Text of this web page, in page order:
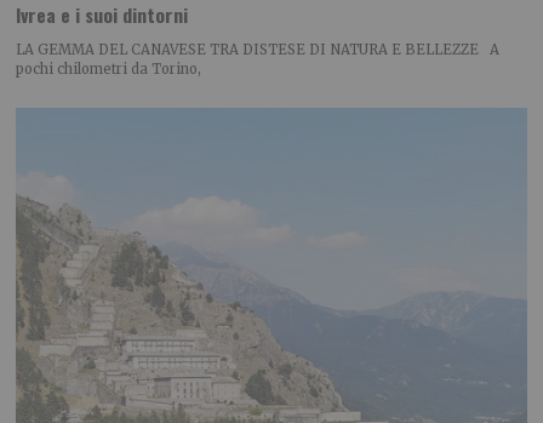
Ivrea e i suoi dintorni
LA GEMMA DEL CANAVESE TRA DISTESE DI NATURA E BELLEZZE A
pochi chilometri da Torino,